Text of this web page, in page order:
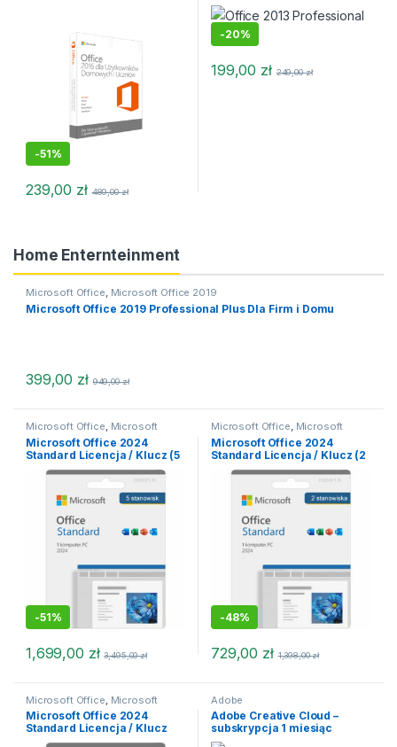
-51%
239,00 zł 489,00zł
-20%
199,00 zł 249,00zł
Home Enternteinment
Microsoft Office, Microsoft Office 2019
Microsoft Office 2019 Professional Plus Dla Firm i Domu
399,00 zł 949,00zł
Microsoft Office Microsoft
Office 2024 Microsoft Office
2024 MacOS,Office dla MacOS
Microsoft Office 2024
Standard Licencja / Klucz (5
stanowisk)
-51%
1,699,00 zł 3,495,00zł
Microsoft Office Microsoft
Office 2024 Microsoft Office
2024 MacOS,Microsoft Office
2024 macOS,Office dla MacOS
Microsoft Office 2024
Standard Licencja / Klucz (2
stanowiska)
-48%
729,00 zł 1,398,00zł
Microsoft Office Microsoft
Office 2024
Microsoft Office 2024
Standard Licencja / Klucz
Adobe
Adobe Creative Cloud –
subskrypcja 1 miesiąc